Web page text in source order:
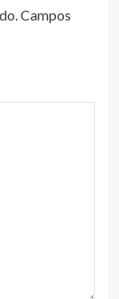
Campos